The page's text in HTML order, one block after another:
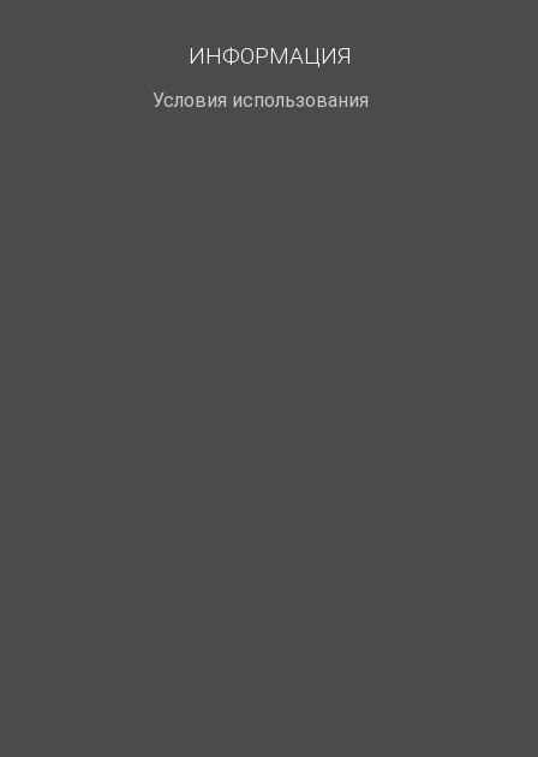
ИНФОРМАЦИЯ
Условия использования